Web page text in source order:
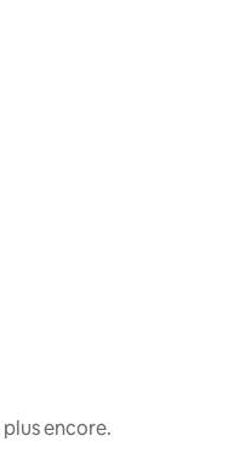
encore.